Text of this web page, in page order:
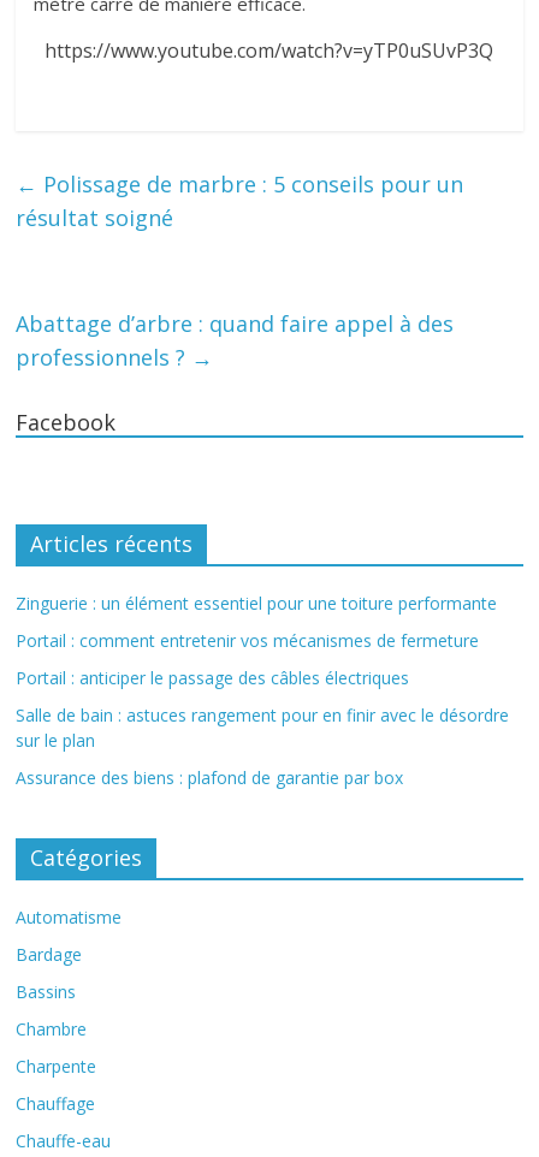
https://www.youtube.com/watch?v=yTP0uSUvP3Q
← Polissage de marbre : 5 conseils pour un
résultat soigné
Abattage d’arbre : quand faire appel à des
professionnels ? →
Facebook
Articles récents
Zinguerie : un élément essentiel pour une toiture performante
Portail : comment entretenir vos mécanismes de fermeture
Portail : anticiper le passage des câbles électriques
Salle de bain : astuces rangement pour en finir avec le désordre
sur le plan
Assurance des biens : plafond de garantie par box
Catégories
Automatisme
Bardage
Bassins
Chambre
Charpente
Chauffage
Chauffe-eau